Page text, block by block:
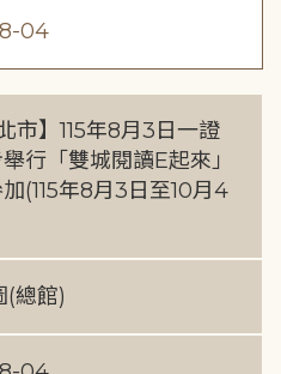
04
市】115年8月3日一證
行「雙城閱讀E起來」
(115年8月3日至10月4
(總館)